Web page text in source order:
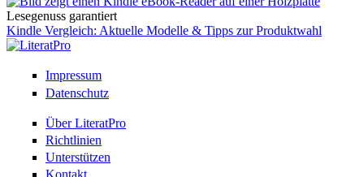
Lesegenuss garantiert
Kindle Vergleich: Aktuelle Modelle & Tipps zur Produktwahl
Impressum
Datenschutz
Über LiteratPro
Richtlinien
Unterstützen